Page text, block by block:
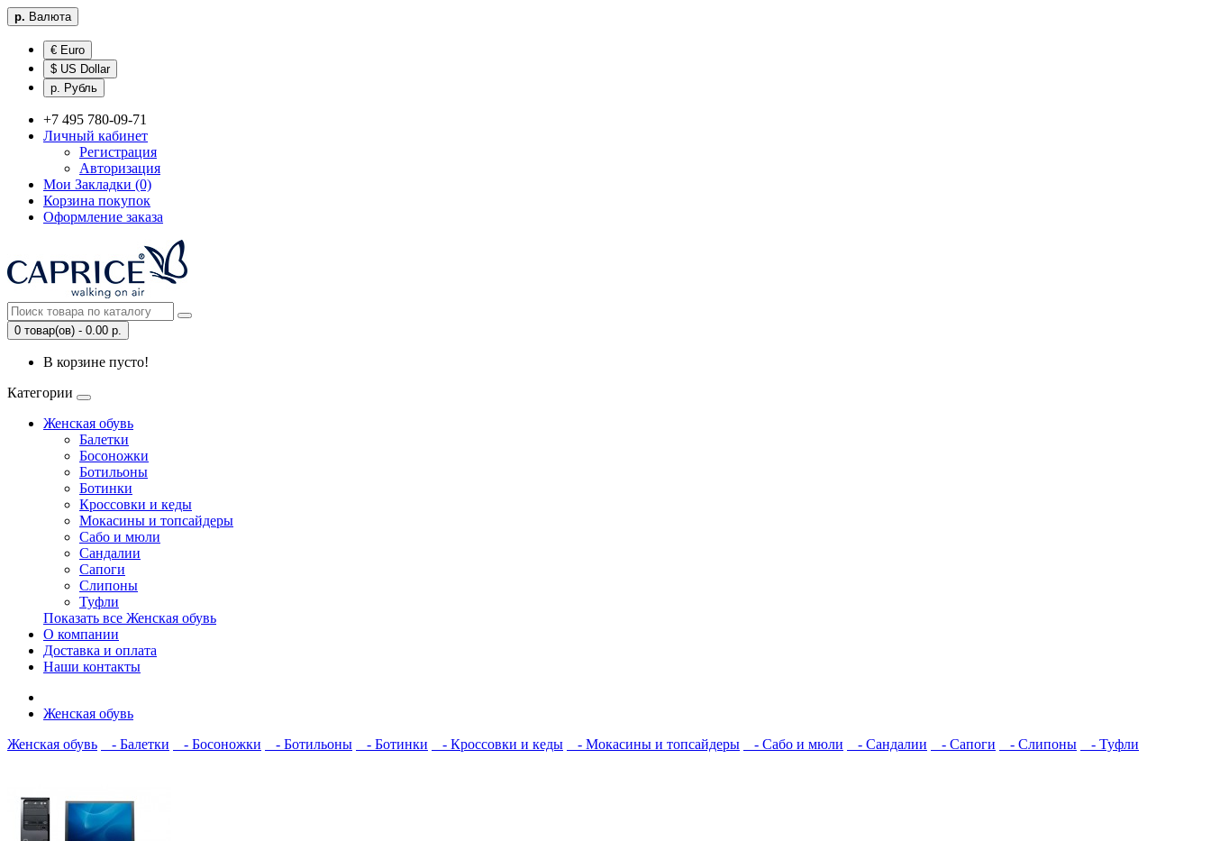
р. Валюта
€ Euro
$ US Dollar
р. Рубль
+7 495 780-09-71
Личный кабинет
Регистрация
Авторизация
Мои Закладки (0)
Корзина покупок
Оформление заказа
0 товар(ов) - 0.00 р.
В корзине пусто!
Категории
Женская обувь
Балетки
Босоножки
Ботильоны
Ботинки
Кроссовки и кеды
Мокасины и топсайдеры
Сабо и мюли
Сандалии
Сапоги
Слипоны
Туфли
Показать все Женская обувь
О компании
Доставка и оплата
Наши контакты
Женская обувь
Женская обувь
- Балетки - Босоножки - Ботильоны - Ботинки - Кроссовки и кеды - Мокасины и топсайдеры - Сабо и мюли - Сандалии - Сапоги - Слипоны - Туфли